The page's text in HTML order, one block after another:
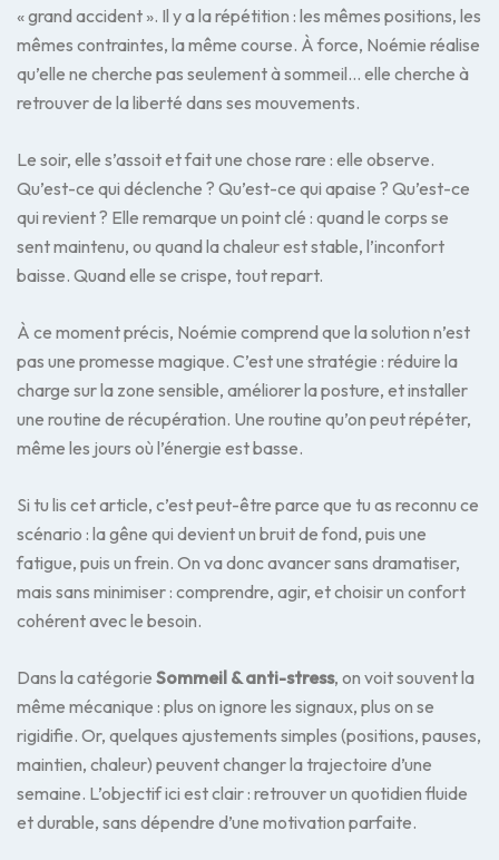
« grand accident ». Il y a la répétition : les mêmes positions, les
mêmes contraintes, la même course. À force, Noémie réalise
qu’elle ne cherche pas seulement à sommeil… elle cherche à
retrouver de la liberté dans ses mouvements.
Le soir, elle s’assoit et fait une chose rare : elle observe.
Qu’est-ce qui déclenche ? Qu’est-ce qui apaise ? Qu’est-ce
qui revient ? Elle remarque un point clé : quand le corps se
sent maintenu, ou quand la chaleur est stable, l’inconfort
baisse. Quand elle se crispe, tout repart.
À ce moment précis, Noémie comprend que la solution n’est
pas une promesse magique. C’est une stratégie : réduire la
charge sur la zone sensible, améliorer la posture, et installer
une routine de récupération. Une routine qu’on peut répéter,
même les jours où l’énergie est basse.
Si tu lis cet article, c’est peut-être parce que tu as reconnu ce
scénario : la gêne qui devient un bruit de fond, puis une
fatigue, puis un frein. On va donc avancer sans dramatiser,
mais sans minimiser : comprendre, agir, et choisir un confort
cohérent avec le besoin.
Dans la catégorie Sommeil & anti-stress, on voit souvent la
même mécanique : plus on ignore les signaux, plus on se
rigidifie. Or, quelques ajustements simples (positions, pauses,
maintien, chaleur) peuvent changer la trajectoire d’une
semaine. L’objectif ici est clair : retrouver un quotidien fluide
et durable, sans dépendre d’une motivation parfaite.